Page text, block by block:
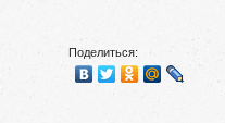
Поделиться: